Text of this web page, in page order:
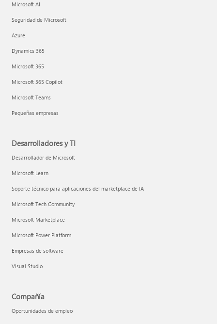
Microsoft AI
Seguridad de Microsoft
Azure
Dynamics 365
Microsoft 365
Microsoft 365 Copilot
Microsoft Teams
Pequeñas empresas
Desarrolladores y TI
Desarrollador de Microsoft
Microsoft Learn
Soporte técnico para aplicaciones del marketplace de IA
Microsoft Tech Community
Microsoft Marketplace
Microsoft Power Platform
Empresas de software
Visual Studio
Compañía
Oportunidades de empleo